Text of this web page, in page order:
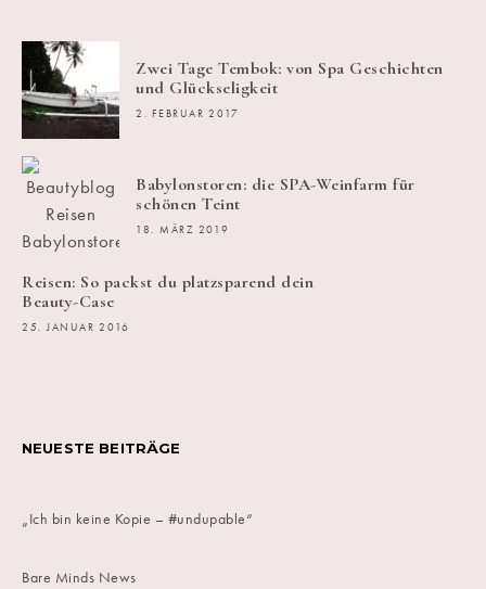
Zwei Tage Tembok: von Spa Geschichten
und Glückseligkeit
2. FEBRUAR 2017
Babylonstoren: die SPA-Weinfarm für
schönen Teint
18. MÄRZ 2019
Reisen: So packst du platzsparend dein
Beauty-Case
25. JANUAR 2016
NEUESTE BEITRÄGE
„Ich bin keine Kopie – #undupable“
Bare Minds News